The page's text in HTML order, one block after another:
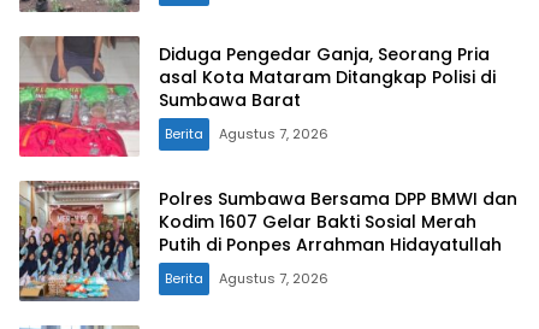
Diduga Pengedar Ganja, Seorang Pria
asal Kota Mataram Ditangkap Polisi di
Sumbawa Barat
Berita Agustus 7, 2026
Polres Sumbawa Bersama DPP BMWI dan
Kodim 1607 Gelar Bakti Sosial Merah
Putih di Ponpes Arrahman Hidayatullah
Berita Agustus 7, 2026